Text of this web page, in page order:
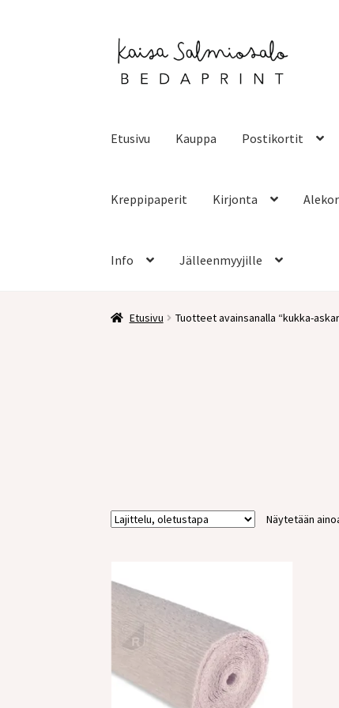
Siirry
navigointiin
Siirry
sisältöön
Etusivu Kauppa Postikortit
Kreppipaperit Kirjonta
Info Jälleenmyyjille
Etusivu Tuotteet avainsanalla “kukka-
Näytetään